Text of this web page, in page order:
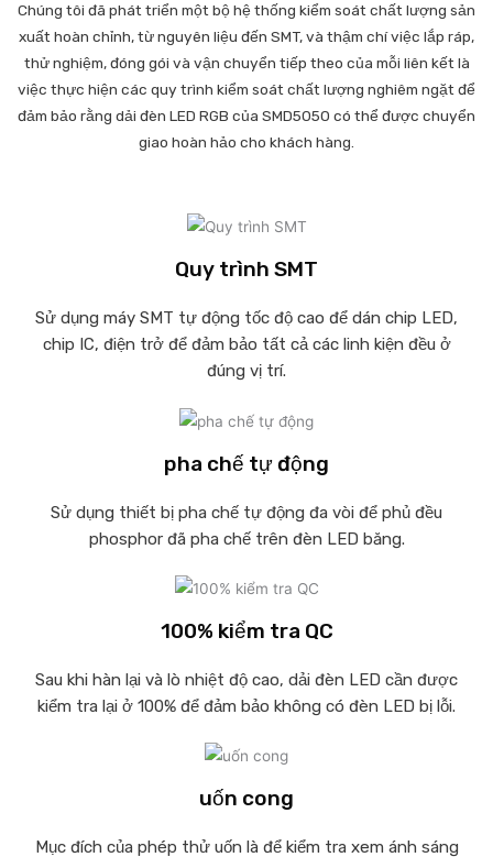
Chúng tôi đã phát triển một bộ hệ thống kiểm soát chất lượng sản
xuất hoàn chỉnh, từ nguyên liệu đến SMT, và thậm chí việc lắp ráp,
thử nghiệm, đóng gói và vận chuyển tiếp theo của mỗi liên kết là
việc thực hiện các quy trình kiểm soát chất lượng nghiêm ngặt để
đảm bảo rằng dải đèn LED RGB của SMD5050 có thể được chuyển
giao hoàn hảo cho khách hàng.
Quy trình SMT
Sử dụng máy SMT tự động tốc độ cao để dán chip LED,
chip IC, điện trở để đảm bảo tất cả các linh kiện đều ở
đúng vị trí.
pha chế tự động
Sử dụng thiết bị pha chế tự động đa vòi để phủ đều
phosphor đã pha chế trên đèn LED băng.
100% kiểm tra QC
Sau khi hàn lại và lò nhiệt độ cao, dải đèn LED cần được
kiểm tra lại ở 100% để đảm bảo không có đèn LED bị lỗi.
uốn cong
Mục đích của phép thử uốn là để kiểm tra xem ánh sáng